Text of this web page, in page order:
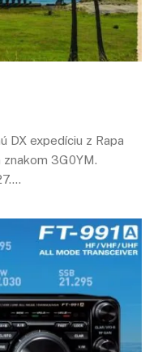
DX expedíciu z Rapa
3G0YM.